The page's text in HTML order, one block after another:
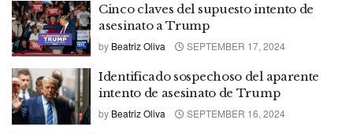
Cinco claves del supuesto intento de
asesinato a Trump
by Beatriz Oliva SEPTEMBER 17, 2024
Identificado sospechoso del aparente
intento de asesinato de Trump
by Beatriz Oliva SEPTEMBER 16, 2024